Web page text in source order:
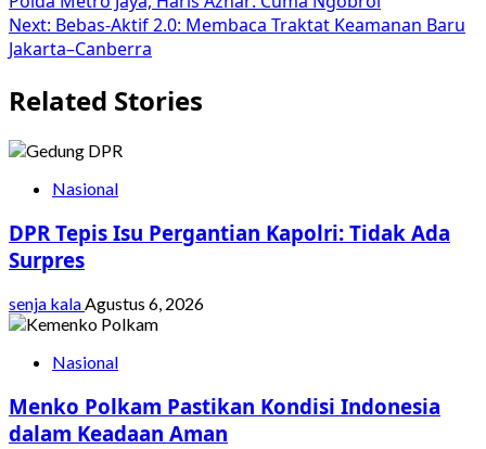
navigation
Next: Bebas-Aktif 2.0: Membaca Traktat Keamanan Baru
Jakarta–Canberra
Related Stories
Nasional
DPR Tepis Isu Pergantian Kapolri: Tidak Ada
Surpres
senja kalaAgustus 6, 2026
Nasional
Menko Polkam Pastikan Kondisi Indonesia
dalam Keadaan Aman